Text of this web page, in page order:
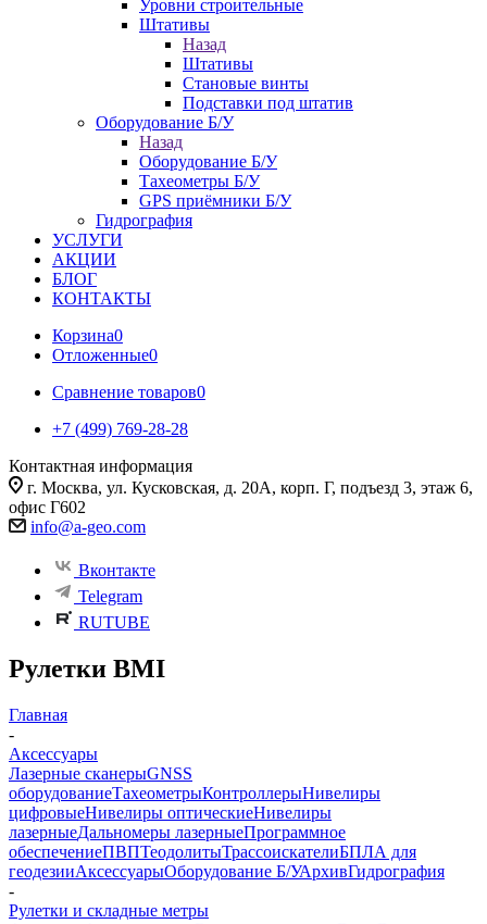
Уровни строительные
Штативы
Назад
Штативы
Становые винты
Подставки под штатив
Оборудование Б/У
Назад
Оборудование Б/У
Тахеометры Б/У
GPS приёмники Б/У
Гидрография
УСЛУГИ
АКЦИИ
БЛОГ
КОНТАКТЫ
Корзина0
Отложенные0
Сравнение товаров0
+7 (499) 769-28-28
Контактная информация
г. Москва, ул. Кусковская, д. 20А, корп. Г, подъезд 3, этаж 6,
офис Г602
info@a-geo.com
Вконтакте
Telegram
RUTUBE
Рулетки BMI
Главная
-
Аксессуары
Лазерные сканерыGNSS
оборудованиеТахеометрыКонтроллерыНивелиры
цифровыеНивелиры оптическиеНивелиры
лазерныеДальномеры лазерныеПрограммное
обеспечениеПВПТеодолитыТрассоискателиБПЛА для
геодезииАксессуарыОборудование Б/УАрхивГидрография
-
Рулетки и складные метры